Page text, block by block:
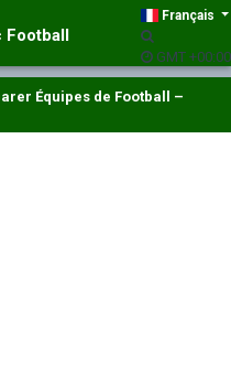
Français
GMT +00:00
Football
Équipes de Football –